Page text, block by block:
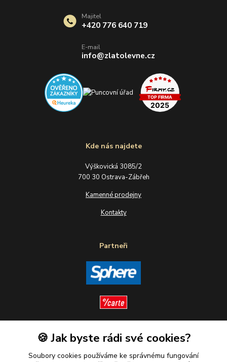
Kde nás najdete
Výškovická 3085/2
700 30 Ostrava-Zábřeh
Kamenné prodejny
Kontakty
Partneři
Sledujte nás
Majitel
+420 776 640 719
E-mail
info@zlatolevne.cz
🍪 Jak byste rádi své cookies?
Soubory cookies používáme ke správnému fungování